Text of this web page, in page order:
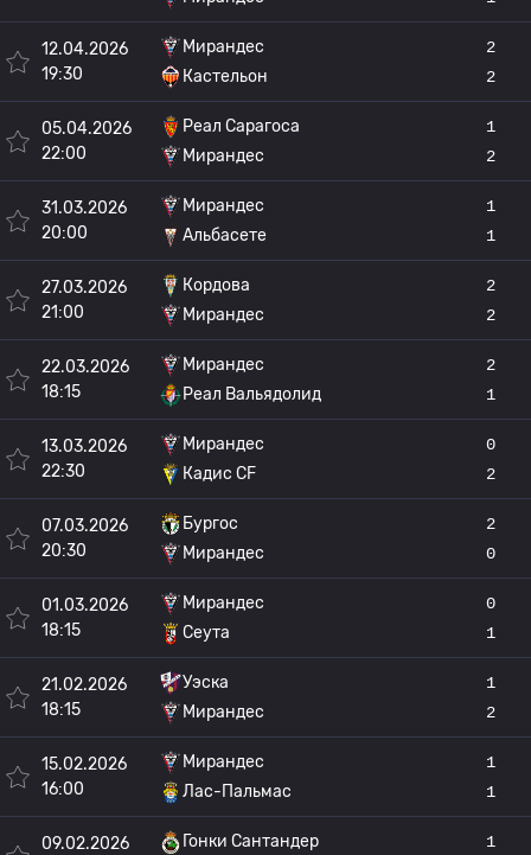
12.04.2026
19:30
Мирандес
Кастельон
2
2
05.04.2026
22:00
Реал Сарагоса
Мирандес
1
2
31.03.2026
20:00
Мирандес
Альбасете
1
1
27.03.2026
21:00
Кордова
Мирандес
2
2
22.03.2026
18:15
Мирандес
Реал Вальядолид
2
1
13.03.2026
22:30
Мирандес
Кадис CF
0
2
07.03.2026
20:30
Бургос
Мирандес
2
0
01.03.2026
18:15
Мирандес
Сеута
0
1
21.02.2026
18:15
Уэска
Мирандес
1
2
15.02.2026
16:00
Мирандес
Лас-Пальмас
1
1
09.02.2026
Гонки Сантандер
1